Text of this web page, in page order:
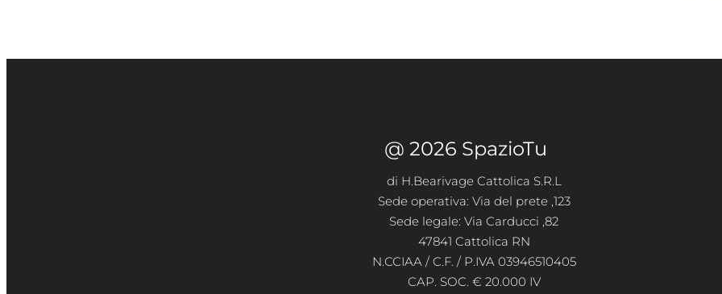
@ 2026 SpazioTu
di H.Bearivage Cattolica S.R.L
Sede operativa: Via del prete ,123
Sede legale: Via Carducci ,82
47841 Cattolica RN
N.CCIAA / C.F. / P.IVA 03946510405
CAP. SOC. € 20.000 IV